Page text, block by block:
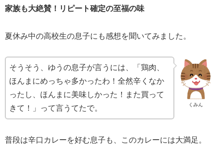
家族も大絶賛！リピート確定の至福の味
夏休み中の高校生の息子にも感想を聞いてみました。
くみん
そうそう、ゆうの息子が言うには、「鶏肉、
ほんまにめっちゃ多かったわ！全然辛くなか
ったし、ほんまに美味しかった！また買って
きて！」って言うてたで。
普段は辛口カレーを好む息子も、このカレーには大満足。